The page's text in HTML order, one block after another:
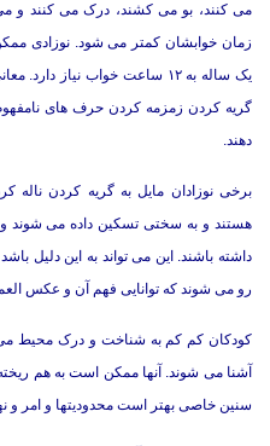
می کنند، بو می کشند، درک می کنند و
یک ساله به ۱۲ ساعت خواب نیاز
گریه کردن زمزمه کردن حرف های
دهند.
برخی نوزادان مایل به گریه کردن
هستند و به سختی تسکین داده می
داشته باشند. این می تواند به این دلیل
رو می شوند که توانایی فهم آن و عکس
کودکان کم کم به شناخت و درک محیط می
آشنا می شوند. آنها ممکن است به هم
سنین خاصی بهتر است محدودیتها و امر و